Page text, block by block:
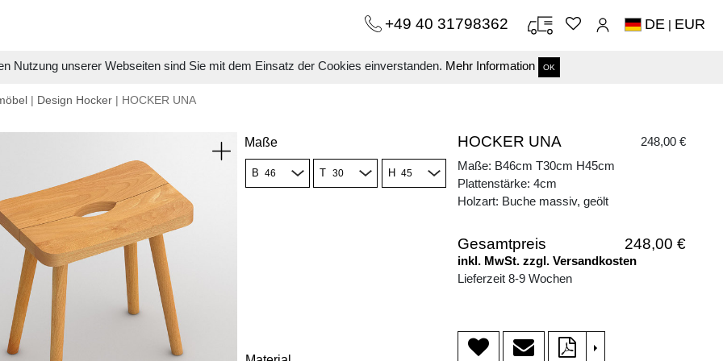
Nutzung unserer Webseiten sind Sie mit dem Einsatz der Cookies einverstanden. Mehr Information OK
+49 40 31798362 DE | EUR
| Design Hocker | HOCKER UNA
Maße
B T H
HOCKER UNA
248,00 €
Maße: B46cm T30cm H45cm
Plattenstärke: 4cm
Holzart: Buche massiv, geölt
Gesamtpreis 248,00 €
inkl. MwSt. zzgl. Versandkosten
Lieferzeit 8-9 Wochen
>